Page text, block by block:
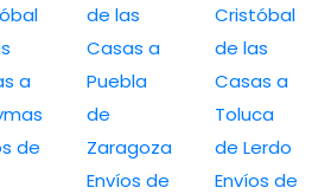
a
de
de las
Casas a
Puebla
de
Zaragoza
Envíos de
Cristóbal
de las
Casas a
Toluca
de Lerdo
Envíos de